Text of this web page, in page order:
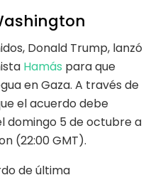
Donald Trump, lanzó
Hamás para que
en Gaza. A través de
el acuerdo debe
domingo 5 de octubre a
(22:00 GMT).
de última